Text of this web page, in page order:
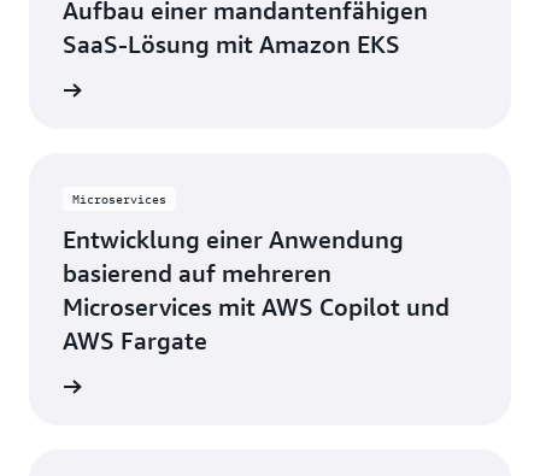
Aufbau einer mandantenfähigen
SaaS-Lösung mit Amazon EKS
Microservices
Entwicklung einer Anwendung
basierend auf mehreren
Microservices mit AWS Copilot und
AWS Fargate